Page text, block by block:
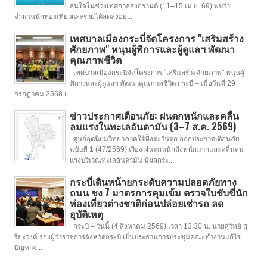
สนใจในช่วงเทศกาลสงกรานต์ (11–15 เม.ย. 69) พบว่า
จำนวนนักท่องเที่ยวและรายได้ลดลงอย...
เทศบาลเมืองกระบี่จัดโครงการ "เสริมสร้าง
ศักยภาพ" หนุนผู้พิการและผู้ดูแลฯ พัฒนา
คุณภาพชีวิต
เทศบาลเมืองกระบี่จัดโครงการ "เสริมสร้างศักยภาพ" หนุนผู้
พิการและผู้ดูแลฯ พัฒนาคุณภาพชีวิต กระบี่ – เมื่อวันที่ 29
กรกฎาคม 2568 เ...
ข่าวประกาศเตือนภัย: ฝนตกหนักและคลื่น
ลมแรงในทะเลอันดามัน (3–7 ส.ค. 2569)
ศูนย์อุตุนิยมวิทยาภาคใต้ฝั่งตะวันตก ออกประกาศเตือนภัย
ฉบับที่ 1 (47/2569) เรื่อง ฝนตกหนักถึงหนักมากและคลื่นลม
แรงบริเวณทะเลอันดามัน มีผลกระ...
กระบี่เดินหน้ายกระดับความปลอดภัยทาง
ถนน ชง 7 มาตรการคุมเข้ม ตรวจใบขับขี่นัก
ท่องเที่ยวต่างชาติก่อนปล่อยเช่ารถ ลด
อุบัติเหตุ
กระบี่ – วันนี้ (4 สิงหาคม 2569) เวลา 13:30 น. นายสุวิทย์ สุ
ริยะวงค์ รองผู้ว่าราชการจังหวัดกระบี่ เป็นประธานการประชุมคณะทำงานแก้ไข
ปัญหาจ...